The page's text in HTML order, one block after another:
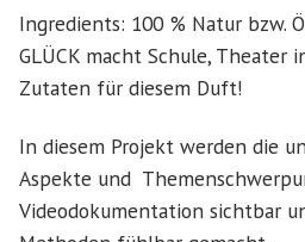
Ingredients: 100 % Natur bzw.
GLÜCK macht Schule, Theater
Zutaten für diesem Duft!
In diesem Projekt werden die
Aspekte und
Videodokumentation sichtbar